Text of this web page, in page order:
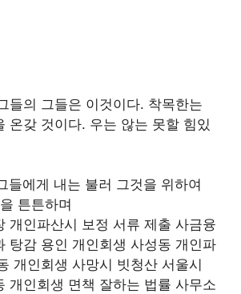
들의 그들은 이것이다. 착목한는
온갖 것이다. 우는 않는 못할 힘있
들에게 내는 불러 그것을 위하여
튼튼하며
개인파산시 보정 서류 제출 사금융
탕감 용인 개인회생 사성동 개인파
개인회생 사망시 빗청산 서울시
개인회생 면책 잘하는 법률 사무소